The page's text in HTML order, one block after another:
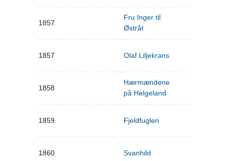
1857
Fru Inger til
Østråt
1857 Olaf Liljekrans
1858
Hærmændene
på Helgeland
1859 Fjeldfuglen
1860 Svanhild